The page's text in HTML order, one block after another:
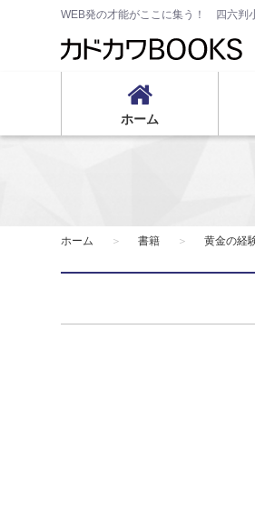
WEB発の才能がここに集う！ 四六判
ホーム
ホーム 書籍 黄金の経